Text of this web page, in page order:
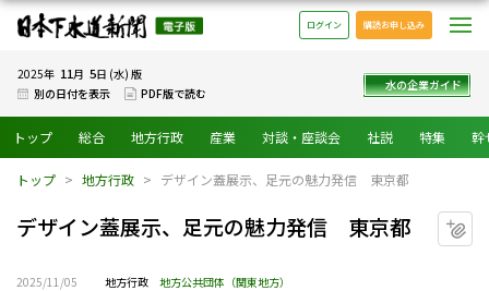
日本下水道新聞 電子版
ログイン 購読お申し込み
2025年 11月 5日 (水) 版
別の日付を表示
PDF版で読む
水の企業ガイド
トップ 総合 地方行政 産業 対談・座談会 社説 特集 幹
トップ 地方行政 デザイン蓋展示、足元の魅力発信 東京都
デザイン蓋展示、足元の魅力発信 東京都
2025/11/05 地方行政 地方公共団体（関東地方）